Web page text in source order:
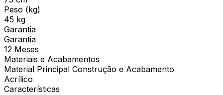
Peso (kg)
45 kg
Garantia
Garantia
12 Meses
Materiais e Acabamentos
Material Principal Construção e Acabamento
Acrílico
Características